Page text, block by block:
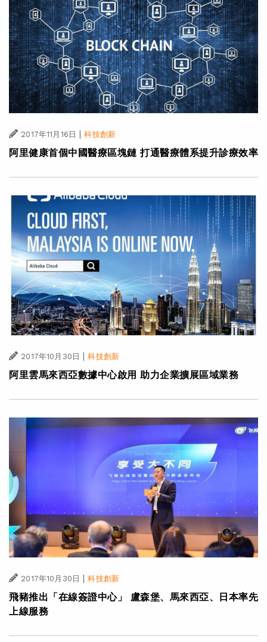
2017年11月16日 | 科技創新
阿里健康首個中國醫療區塊鏈 打通醫療體系提升診療效率
2017年10月30日 | 科技創新
阿里雲馬來西亞數據中心啟用 助力企業擴展區域業務
2017年10月30日 | 科技創新
飛豬推出「在線簽證中心」 盧森堡、馬來西亞、日本率先
上線服務